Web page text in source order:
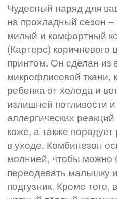
Чудесный наряд для
на прохладный сезон
милый и комфортный
(Картерс) коричневого
принтом. Он сделан из
микрофлисовой ткани,
ребенка от холода и
излишней потливости
аллергических
коже, а также
в уходе. Комбинезон
молнией, чтобы можно
переодевать малышку
подгузник. Кроме